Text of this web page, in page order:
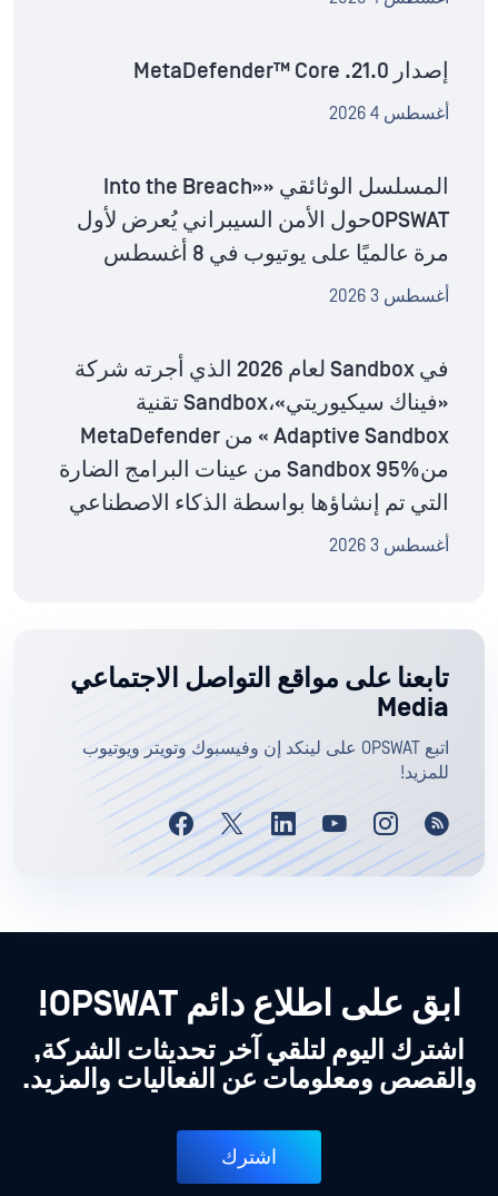
إصدار MetaDefender™ Core .21.0
أغسطس 4 2026
المسلسل الوثائقي «Into the Breach»
OPSWATحول الأمن السيبراني يُعرض لأول
مرة عالميًا على يوتيوب في 8 أغسطس
أغسطس 3 2026
في Sandbox لعام 2026 الذي أجرته شركة
«فيناك سيكيوريتي»،Sandbox تقنية
Adaptive Sandbox » من MetaDefender
منSandbox 95% من عينات البرامج الضارة
التي تم إنشاؤها بواسطة الذكاء الاصطناعي
أغسطس 3 2026
تابعنا على مواقع التواصل الاجتماعي
Media
اتبع OPSWAT على لينكد إن وفيسبوك وتويتر ويوتيوب
للمزيد!
ابق على اطلاع دائم OPSWAT!
اشترك اليوم لتلقي آخر تحديثات الشركة,
والقصص ومعلومات عن الفعاليات والمزيد.
اشترك